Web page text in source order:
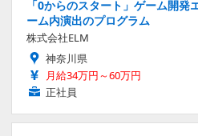
「0からのスタート」ゲーム開
ーム内演出のプログラム
株式会社ELM
神奈川県
月給34万円～60万円
正社員